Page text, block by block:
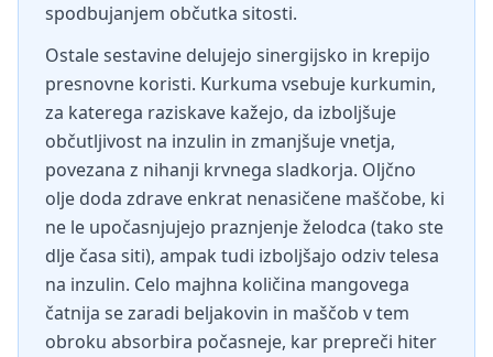
spodbujanjem občutka sitosti.
Ostale sestavine delujejo sinergijsko in krepijo
presnovne koristi. Kurkuma vsebuje kurkumin,
za katerega raziskave kažejo, da izboljšuje
občutljivost na inzulin in zmanjšuje vnetja,
povezana z nihanji krvnega sladkorja. Oljčno
olje doda zdrave enkrat nenasičene maščobe, ki
ne le upočasnjujejo praznjenje želodca (tako ste
dlje časa siti), ampak tudi izboljšajo odziv telesa
na inzulin. Celo majhna količina mangovega
čatnija se zaradi beljakovin in maščob v tem
obroku absorbira počasneje, kar prepreči hiter